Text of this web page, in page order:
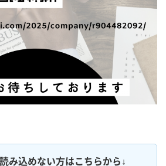
み込めない方はこちらから↓